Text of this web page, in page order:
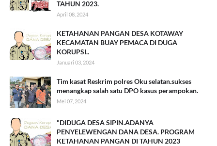
TAHUN 2023.
April 08, 2024
KETAHANAN PANGAN DESA KOTAWAY
KECAMATAN BUAY PEMACA DI DUGA
KORUPSI..
Januari 03, 2024
Tim kasat Reskrim polres Oku selatan.sukses
menangkap salah satu DPO kasus perampokan.
Mei 07, 2024
"DIDUGA DESA SIPIN.ADANYA
PENYELEWENGAN DANA DESA. PROGRAM
KETAHANAN PANGAN DI TAHUN 2023